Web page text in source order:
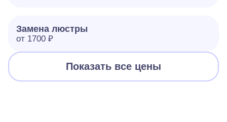
Замена люстры
от 1700 ₽
Показать все цены